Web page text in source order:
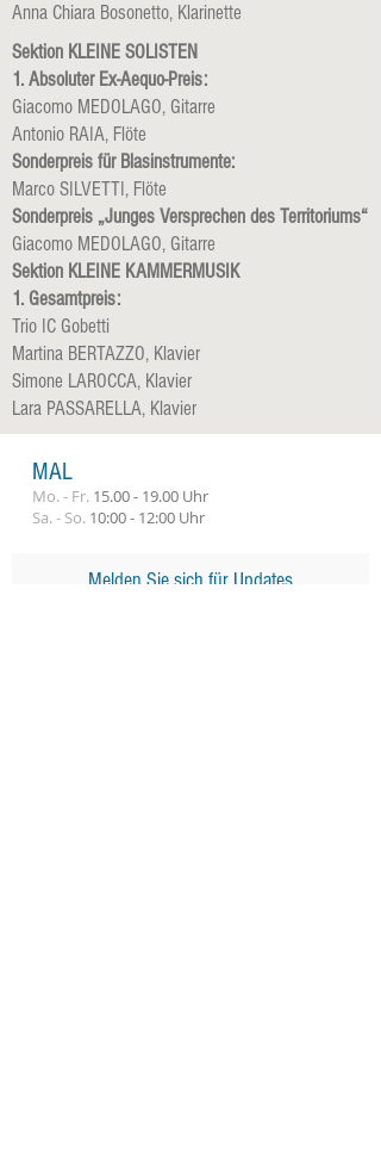
Anna Chiara Bosonetto, Klarinette
Sektion KLEINE SOLISTEN
1. Absoluter Ex-Aequo-Preis:
Giacomo MEDOLAGO, Gitarre
Antonio RAIA, Flöte
Sonderpreis für Blasinstrumente:
Marco SILVETTI, Flöte
Sonderpreis „Junges Versprechen des Territoriums“
Giacomo MEDOLAGO, Gitarre
Sektion KLEINE KAMMERMUSIK
1. Gesamtpreis:
Trio IC Gobetti
Martina BERTAZZO, Klavier
Simone LAROCCA, Klavier
Lara PASSARELLA, Klavier
MAL
Mo. - Fr. 15.00 - 19.00 Uhr
Sa. - So. 10:00 - 12:00 Uhr
Melden Sie sich für Updates